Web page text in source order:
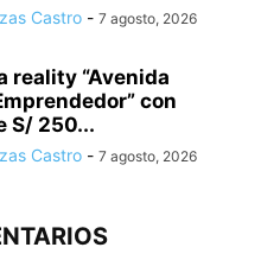
Castro - 7 agosto, 2026
reality “Avenida
con
S/ 250...
Castro - 7 agosto, 2026